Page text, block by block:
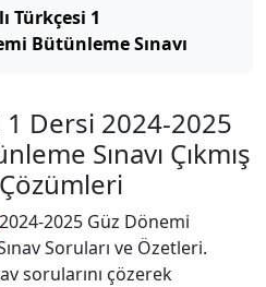
Türkçesi 1
Bütünleme Sınavı
1 Dersi 2024-2025
Sınavı Çıkmış
2024-2025 Güz Dönemi
Soruları ve Özetleri.
sorularını çözerek